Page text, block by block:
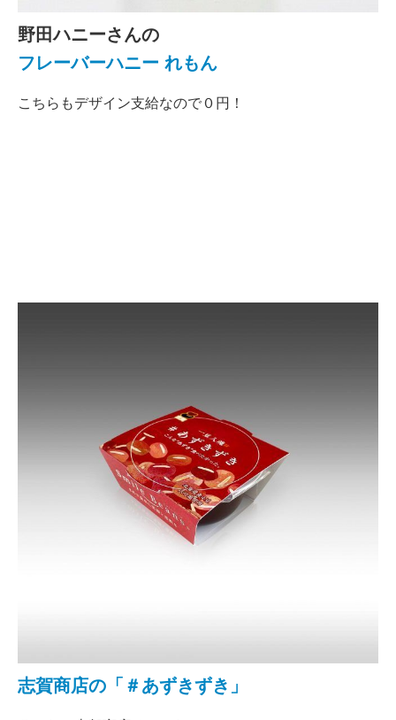
野田ハニーさんの
フレーバーハニー れもん
こちらもデザイン支給なので０円！
志賀商店の「＃あずきずき」